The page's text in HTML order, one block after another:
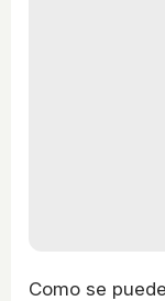
Como se